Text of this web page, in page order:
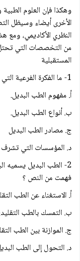
وهكذا فإن العلوم
الأخرى أيضاء وسيظل
النظري الأكاديمي، ومع
من التخصصات التي تحتل
المستقبلية
1- ما الفكرة الفرعية التي لم ترد في النص ؟
أ. مفهوم الطب البديل.
ب. أنواع الطب البديل.
ج. مصادر الطب البديل
د. المؤسسات التي تشرف
2- الطب البديل يسميه
فهمت من النص ؟
أ. الاستغناء عن الطب
ب. التمسك بالطب
ج. الموازنة بين الطب
د. التحول إلى الطب